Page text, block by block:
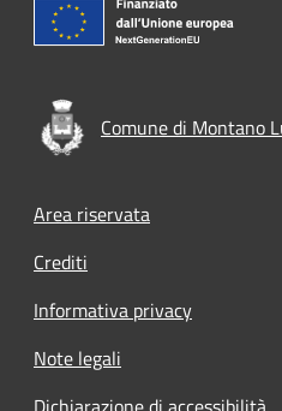
Comune di Montano
Footer menu
Area riservata
Crediti
Informativa privacy
Note legali